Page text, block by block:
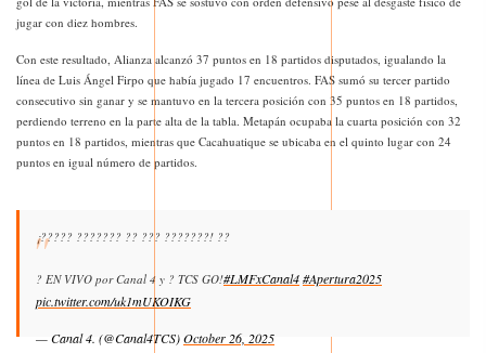
jugar con diez hombres.
Con este resultado, Alianza alcanzó 37 puntos en 18 partidos disputados, igualando la
línea de Luis Ángel Firpo que había jugado 17 encuentros. FAS sumó su tercer partido
consecutivo sin ganar y se mantuvo en la tercera posición con 35 puntos en 18 partidos,
perdiendo terreno en la parte alta de la tabla. Metapán ocupaba la cuarta posición con 32
puntos en 18 partidos, mientras que Cacahuatique se ubicaba en el quinto lugar con 24
puntos en igual número de partidos.
¡????? ??????? ?? ??? ???????! ??
? EN VIVO por Canal 4 y ? TCS GO!#LMFxCanal4#Apertura2025
pic.twitter.com/uk1mUKOIKG
— Canal 4. (@Canal4TCS)October 26, 2025